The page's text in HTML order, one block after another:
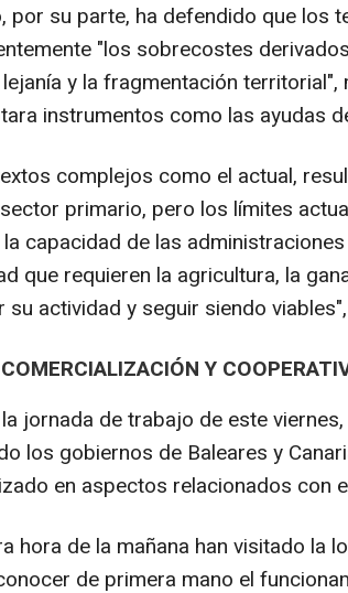
por su parte, ha defendido que los
"los sobrecostes
y la fragmentación
instrumentos como las ayudas
complejos como el actual,
primario, pero los límites
capacidad de las
que requieren la agricultura, la
su actividad y seguir siendo
Y
jornada de trabajo de este
los gobiernos de Baleares y
en aspectos relacionados con
hora de la mañana han visitado la
de primera mano el